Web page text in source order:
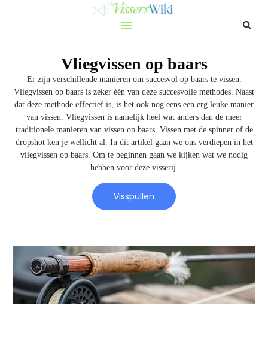
Vliegvissen op baars
Er zijn verschillende manieren om succesvol op baars te vissen.
Vliegvissen op baars is zeker één van deze succesvolle methodes. Naast
dat deze methode effectief is, is het ook nog eens een erg leuke manier
van vissen. Vliegvissen is namelijk heel wat anders dan de meer
traditionele manieren van vissen op baars. Vissen met de spinner of de
dropshot ken je wellicht al. In dit artikel gaan we ons verdiepen in het
vliegvissen op baars. Om te beginnen gaan we kijken wat we nodig
hebben voor deze visserij.
Visspullen